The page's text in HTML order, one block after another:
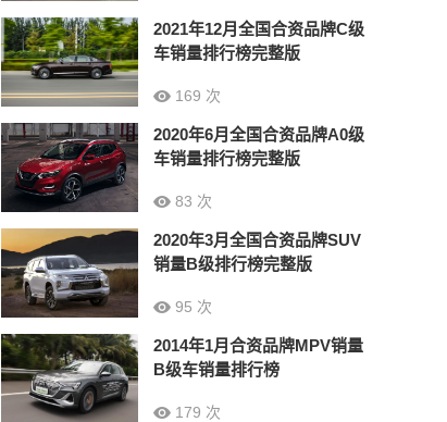
2021年12月全国合资品牌C级
车销量排行榜完整版
169 次
2020年6月全国合资品牌A0级
车销量排行榜完整版
83 次
2020年3月全国合资品牌SUV
销量B级排行榜完整版
95 次
2014年1月合资品牌MPV销量
B级车销量排行榜
179 次